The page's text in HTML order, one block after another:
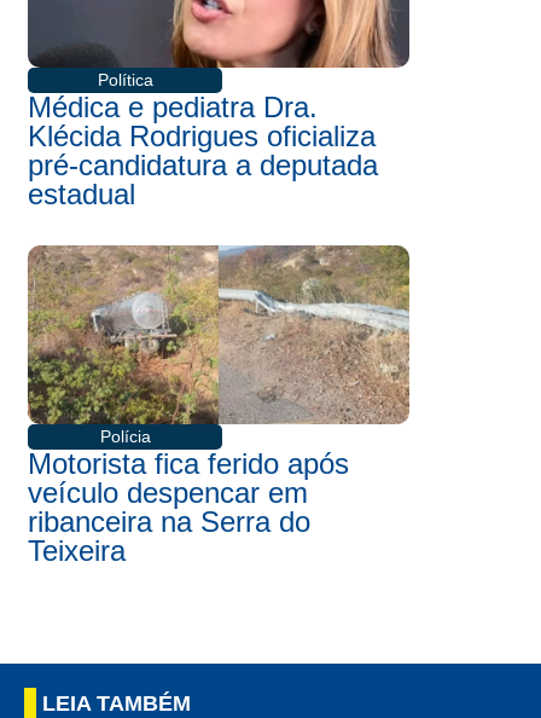
Política
Médica e pediatra Dra.
Klécida Rodrigues oficializa
pré-candidatura a deputada
estadual
Polícia
Motorista fica ferido após
veículo despencar em
ribanceira na Serra do
Teixeira
LEIA TAMBÉM